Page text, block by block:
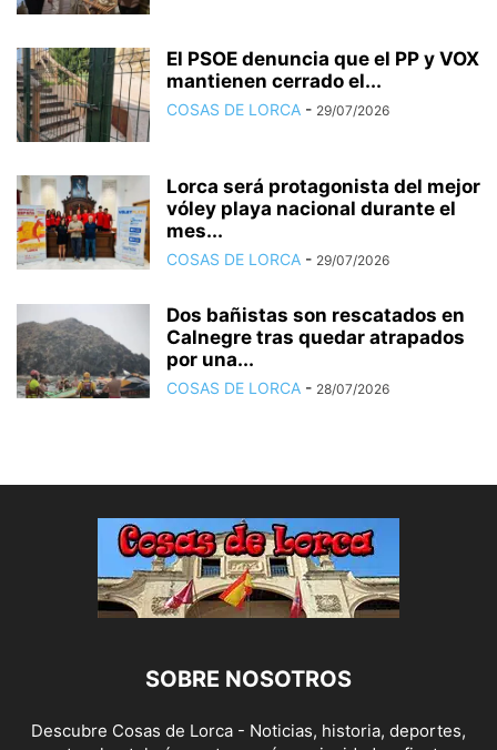
El PSOE denuncia que el PP y VOX
mantienen cerrado el...
COSAS DE LORCA - 29/07/2026
Lorca será protagonista del mejor
vóley playa nacional durante el
mes...
COSAS DE LORCA - 29/07/2026
Dos bañistas son rescatados en
Calnegre tras quedar atrapados
por una...
COSAS DE LORCA - 28/07/2026
SOBRE NOSOTROS
Descubre Cosas de Lorca - Noticias, historia, deportes,